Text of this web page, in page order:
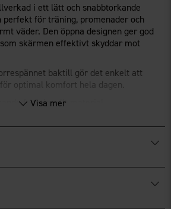
i ett lätt och snabbtorkande
för träning, promenader och
väder. Den öppna designen ger god
skärmen effektivt skyddar mot
baktill gör det enkelt att
optimal komfort hela dagen.
funktionellt material
baktill
Visa mer